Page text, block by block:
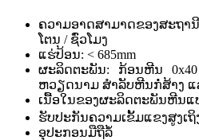
ຄວາມອາດສາມາດຂອງສະຖານີ
ໂຕນ / ຊົ່ວໂມງ
ແຮ່ປ້ອນ: < 685mm
ຜະລິດຕະພັນ: ກ້ອນຫີນ
ຫວຽດນາມ ສໍາລັບຫີນກໍ່ສ້າງ ແ
ເນື້ອໃນຂອງຜະລິດຕະພັນຫີນແ
ຮັບ​ປະ​ກັນ​ຄວາມ​ເຂັ້ມ​ແຂງ​ສູງ​ເຖິ
ອຸປະກອນມືຖືລໍ້